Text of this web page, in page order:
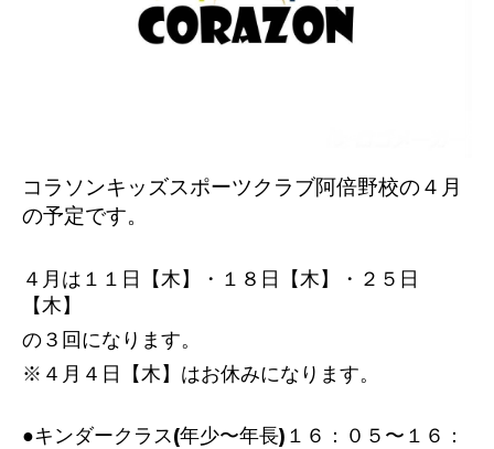
コラソンキッズスポーツクラブ阿倍野校の４ 月
の予定です。
４月は１１日【木】・１８日【木】・２５日
【木】
の３回になります。
※４月４日【木】はお休みになります。
●キンダークラス(年少〜年長)１６：０５〜１６：